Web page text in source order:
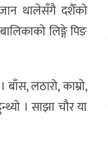
जान थालेसँगै दशैँको
लिङ्गे पिङ
लठारो, काम्रो,
। साझा चौर या